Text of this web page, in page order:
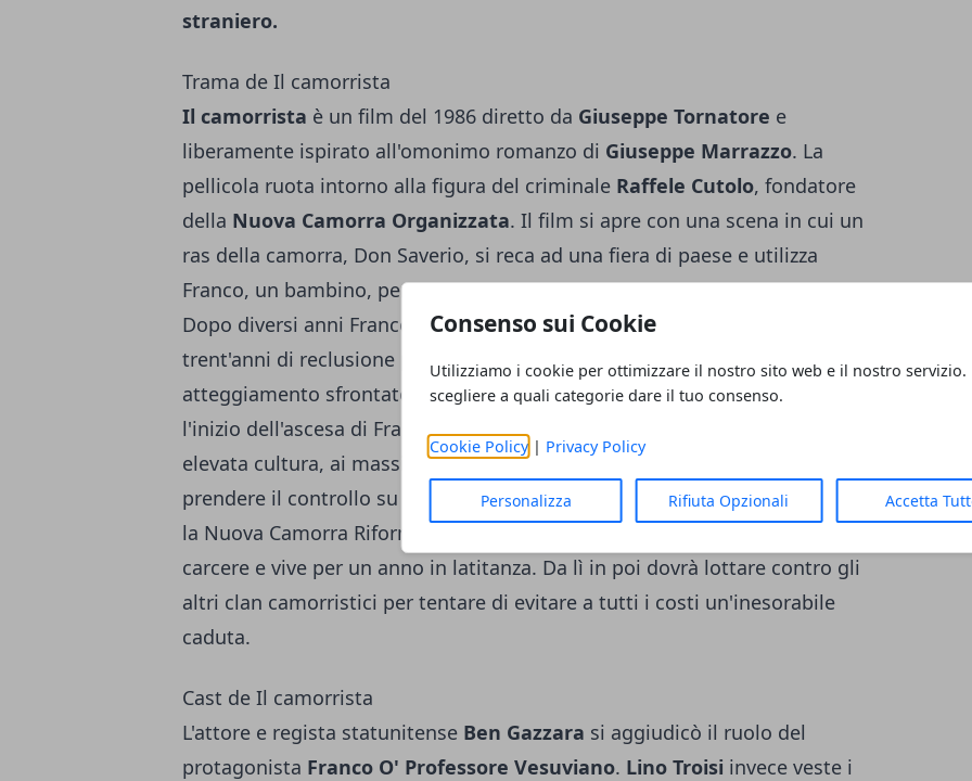
Consenso sui Cookie
Utilizziamo i cookie per ottimizzare il nostro sito web e il nostro servizio.
scegliere a quali categorie dare il tuo consenso.
Cookie Policy| Privacy Policy
Personalizza Rifiuta Opzionali Accetta
straniero.
Trama de Il camorrista
Il camorrista è un film del 1986 diretto da Giuseppe Tornatore e
liberamente ispirato all'omonimo romanzo di Giuseppe Marrazzo. La
pellicola ruota intorno alla figura del criminale Raffele Cutolo, fondatore
della Nuova Camorra Organizzata. Il film si apre con una scena in cui un
ras della camorra, Don Saverio, si reca ad una fiera di paese e utilizza
Franco, un bambino, per portarvi all'interno una pistola e uccidere un uomo.
Dopo diversi anni Franco, ormai cresciuto, viene arrestato e condannato a
trent'anni di reclusione per aver ucciso un ragazzo che aveva avuto un
atteggiamento sfrontato con sua sorella Rossana. L'arresto sarà però solo
l'inizio dell'ascesa di Franco, soprannominato o' professore per via della sua
elevata cultura, ai massimi ranghi della malavita organizzata. Riesce infatti a
prendere il controllo su tutti i detenuti uccidendo un suo oppositore, fonda
la Nuova Camorra Riformata e attraverso uno stratagemma scappa dal
carcere e vive per un anno in latitanza. Da lì in poi dovrà lottare contro gli
altri clan camorristici per tentare di evitare a tutti i costi un'inesorabile
caduta.
Cast de Il camorrista
L'attore e regista statunitense Ben Gazzara si aggiudicò il ruolo del
protagonista Franco O' Professore Vesuviano. Lino Troisi invece veste i